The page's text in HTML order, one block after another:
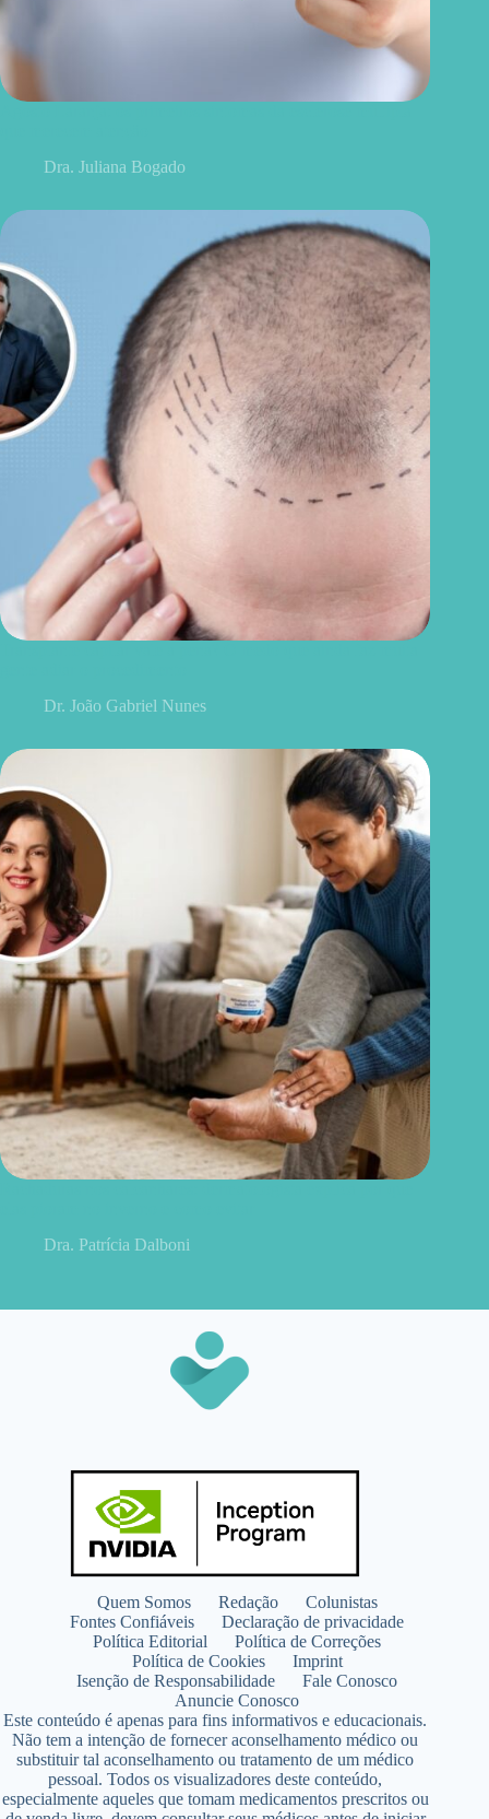
Dra. Juliana Bogado
Dr. João Gabriel Nunes
Dra. Patrícia Dalboni
Quem Somos Redação
Colunistas
Fontes Confiáveis
Declaração de privacidade
Política Editorial
Política de Correções
Política de Cookies
Imprint
Isenção de Responsabilidade
Fale Conosco
Anuncie Conosco
Este conteúdo é apenas para fins informativos e educacionais.
Não tem a intenção de fornecer aconselhamento médico ou
substituir tal aconselhamento ou tratamento de um médico
pessoal. Todos os visualizadores deste conteúdo,
especialmente aqueles que tomam medicamentos prescritos ou